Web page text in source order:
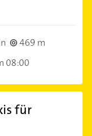
469 m
08:00
für